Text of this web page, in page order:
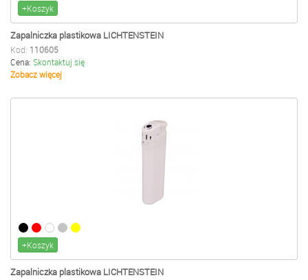
+Koszyk
Zapalniczka plastikowa LICHTENSTEIN
Kod: 110605
Cena: Skontaktuj się
Zobacz więcej
+Koszyk
Zapalniczka plastikowa LICHTENSTEIN